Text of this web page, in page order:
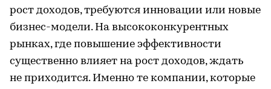
рост доходов, требуются инновации или новые
бизнес-модели. На высококонкурентных
рынках, где повышение эффективности
существенно влияет на рост доходов, ждать
не приходится. Именно те компании, которые